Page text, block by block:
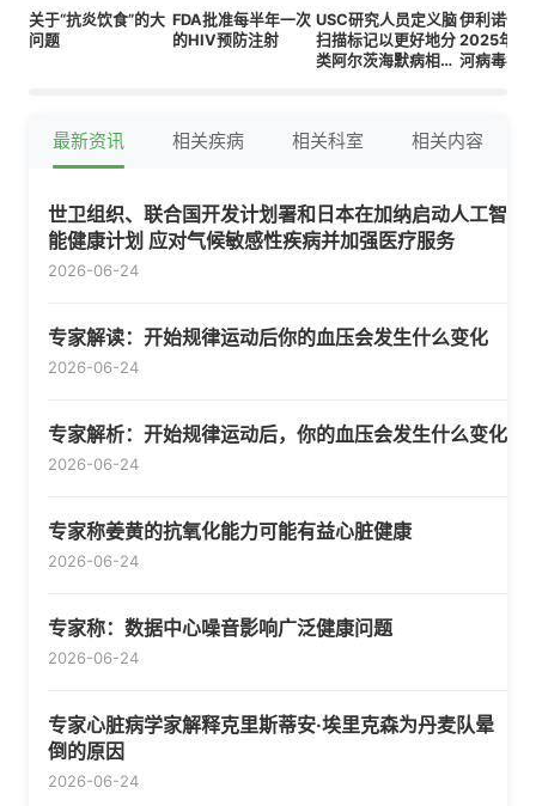
关于“抗炎饮食”的大
问题
FDA批准每半年一次
的HIV预防注射
USC研究人员定义脑
扫描标记以更好地分
类阿尔茨海默病相关
伊利诺伊
2025年首
河病毒病例
最新资讯 相关疾病 相关科室 相关内容
世卫组织、联合国开发计划署和日本在加纳启动人工智
能健康计划 应对气候敏感性疾病并加强医疗服务
2026-06-24
专家解读：开始规律运动后你的血压会发生什么变化
2026-06-24
专家解析：开始规律运动后，你的血压会发生什么变化
2026-06-24
专家称姜黄的抗氧化能力可能有益心脏健康
2026-06-24
专家称：数据中心噪音影响广泛健康问题
2026-06-24
专家心脏病学家解释克里斯蒂安·埃里克森为丹麦队晕
倒的原因
2026-06-24